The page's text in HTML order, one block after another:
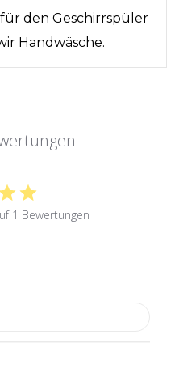
den Geschirrspüler
Handwäsche.
1 Bewertungen